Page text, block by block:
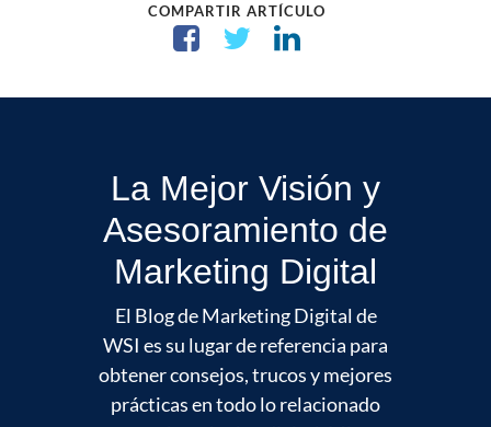
COMPARTIR ARTÍCULO
La Mejor Visión y
Asesoramiento de
Marketing Digital
El Blog de Marketing Digital de
WSI es su lugar de referencia para
obtener consejos, trucos y mejores
prácticas en todo lo relacionado